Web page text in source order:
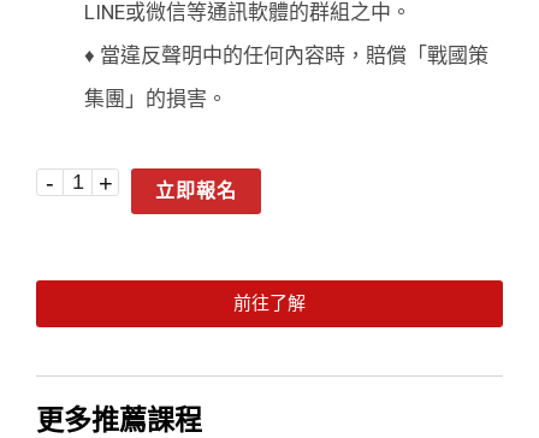
LINE或微信等通訊軟體的群組之中。
♦ 當違反聲明中的任何內容時，賠償「戰國策
集團」的損害。
立即報名
前往了解
更多推薦課程